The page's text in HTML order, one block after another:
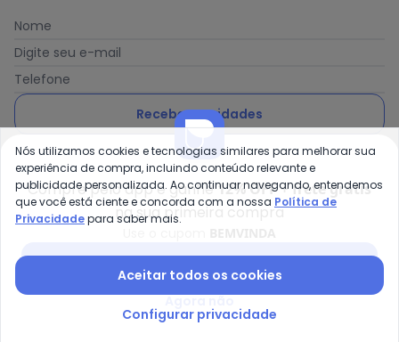
Nome
Digite seu e-mail
Telefone
Receber novidades
Ao enviar o cadastro, você concorda com a nossa Política
de Privacidade
Posthaus é uma marca da Posthaus Ltda / CNPJ:
80.462.138/0001-41
Endereço: Rua Werner Duwe, 202 Bairro Badenfurt -
89.070-700 - Blumenau/SC
Compre pelo app e ganhe12% OFF + frete grátis
na sua primeira compra
Nós utilizamos cookies e tecnologias similares para melhorar sua
experiência de compra, incluindo conteúdo relevante e
publicidade personalizada. Ao continuar navegando, entendemos
que você está ciente e concorda com a nossa Política de
Privacidadepara saber mais.
Aceitar todos os cookies
Configurar privacidade